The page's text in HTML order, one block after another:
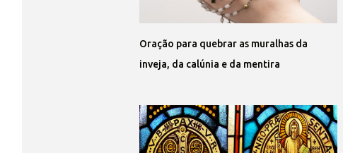
Oração para quebrar as muralhas da
inveja, da calúnia e da mentira